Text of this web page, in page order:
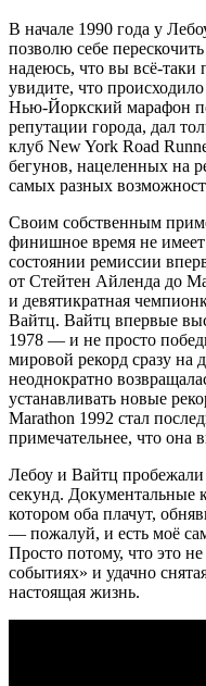
В начале 1990 года у
позволю себе
надеюсь, что вы всё-таки
увидите, что
Нью-Йоркский марафон
репутации города, дал
клуб New York Road
бегунов, нацеленных на
самых разных
Своим собственным
финишное время не имеет
состоянии ремиссии
от Стейтен Айленда до
и девятикратная
Вайтц. Вайтц впервые
1978 — и не просто
мировой рекорд сразу на
неоднократно
устанавливать новые
Marathon 1992 стал
примечательнее, что она
Лебоу и Вайтц
секунд. Документальные
котором оба плачут,
— пожалуй, и есть моё
Просто потому, что это
событиях» и удачно
настоящая жизнь.